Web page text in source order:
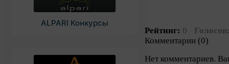
ALPARI Конкурсы
Рейтинг: 0
Комментарии (0)
Нет комментариев.